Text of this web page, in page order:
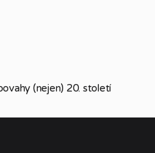
(nejen) 20. století